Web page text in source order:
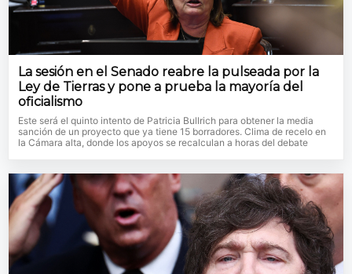
La sesión en el Senado reabre la pulseada por la
Ley de Tierras y pone a prueba la mayoría del
oficialismo
Este será el quinto intento de Patricia Bullrich para obtener la media
sanción de un proyecto que ya tiene 15 borradores. Clima de recelo en
la Cámara alta, donde los apoyos se recalculan a horas del debate